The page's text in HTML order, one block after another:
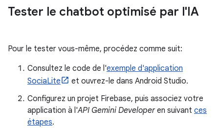
Tester le chatbot optimisé par l'IA
Pour le tester vous-même, procédez comme suit:
Consultez le code de l'exemple d'application
SociaLite
et ouvrez-le dans Android Studio.
Configurez un projet Firebase, puis associez votre
application à l'API Gemini Developeren suivant ces
étapes.